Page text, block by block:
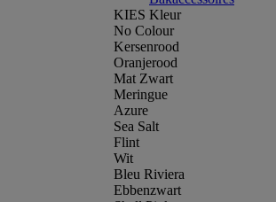
KIES Kleur
No Colour
Kersenrood
Oranjerood
Mat Zwart
Meringue
Azure
Sea Salt
Flint
Wit
Bleu Riviera
Ebbenzwart